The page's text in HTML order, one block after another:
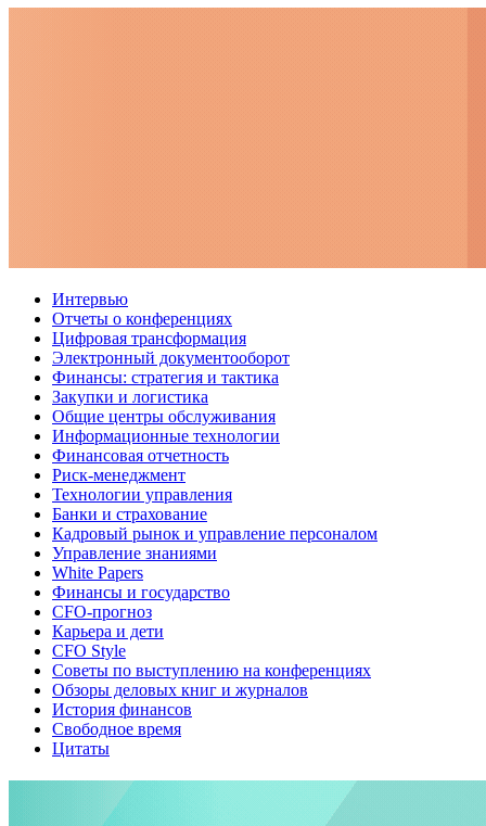
Интервью
Отчеты о конференциях
Цифровая трансформация
Электронный документооборот
Финансы: стратегия и тактика
Закупки и логистика
Общие центры обслуживания
Информационные технологии
Финансовая отчетность
Риск-менеджмент
Технологии управления
Банки и страхование
Кадровый рынок и управление персоналом
Управление знаниями
White Papers
Финансы и государство
CFO-прогноз
Карьера и дети
CFO Style
Советы по выступлению на конференциях
Обзоры деловых книг и журналов
История финансов
Свободное время
Цитаты